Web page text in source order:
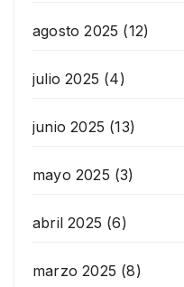
agosto 2025 (12)
julio 2025 (4)
junio 2025 (13)
mayo 2025 (3)
abril 2025 (6)
marzo 2025 (8)